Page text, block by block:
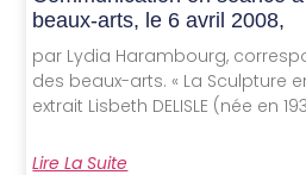
beaux-arts, le 6 avril 2008,
par Lydia Harambourg,
des beaux-arts. « La Sculpture
extrait Lisbeth DELISLE (née en
Lire La Suite